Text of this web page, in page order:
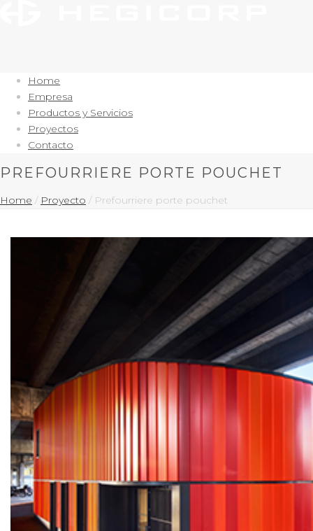
Home
Empresa
Productos y Servicios
Proyectos
Contacto
PREFOURRIERE PORTE POUCHET
Home / Proyecto / Prefourriere porte pouchet